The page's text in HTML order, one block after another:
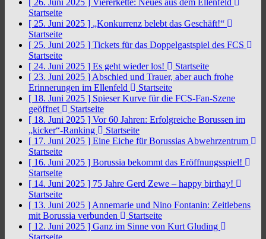
[ 26. Juni 2025 ] Viererkette: Neues aus dem Ellenfeld
Startseite
[ 25. Juni 2025 ] „Konkurrenz belebt das Geschäft!“
Startseite
[ 25. Juni 2025 ] Tickets für das Doppelgastspiel des FCS
Startseite
[ 24. Juni 2025 ] Es geht wieder los!
Startseite
[ 23. Juni 2025 ] Abschied und Trauer, aber auch frohe
Erinnerungen im Ellenfeld
Startseite
[ 18. Juni 2025 ] Spieser Kurve für die FCS-Fan-Szene
geöffnet
Startseite
[ 18. Juni 2025 ] Vor 60 Jahren: Erfolgreiche Borussen im
„kicker“-Ranking
Startseite
[ 17. Juni 2025 ] Eine Eiche für Borussias Abwehrzentrum
Startseite
[ 16. Juni 2025 ] Borussia bekommt das Eröffnungsspiel!
Startseite
[ 14. Juni 2025 ] 75 Jahre Gerd Zewe – happy birthay!
Startseite
[ 13. Juni 2025 ] Annemarie und Nino Fontanin: Zeitlebens
mit Borussia verbunden
Startseite
[ 12. Juni 2025 ] Ganz im Sinne von Kurt Gluding
Startseite